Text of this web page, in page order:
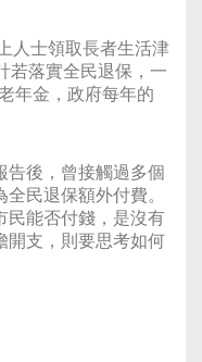
人士領取長者生活津
若落實全民退保，一
年金，政府每年的
告後，曾接觸過多個
民退保額外付費。
民能否付錢，是沒有
開支，則要思考如何